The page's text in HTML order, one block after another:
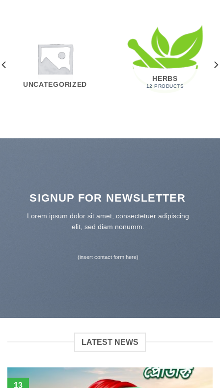
UNCATEGORIZED
HERBS
12 PRODUCTS
SIGNUP FOR NEWSLETTER
Lorem ipsum dolor sit amet, consectetuer adipiscing
elit, sed diam nonumm.
(insert contact form here)
LATEST NEWS
13